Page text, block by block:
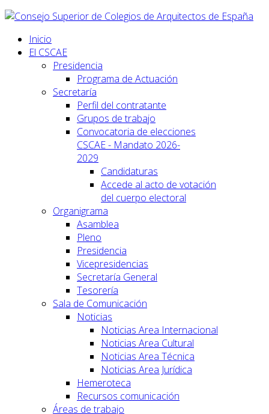
Inicio
El CSCAE
Presidencia
Programa de Actuación
Secretaría
Perfil del contratante
Grupos de trabajo
Convocatoria de elecciones
CSCAE - Mandato 2026-
2029
Candidaturas
Accede al acto de votación
del cuerpo electoral
Organigrama
Asamblea
Pleno
Presidencia
Vicepresidencias
Secretaría General
Tesorería
Sala de Comunicación
Noticias
Noticias Area Internacional
Noticias Area Cultural
Noticias Area Técnica
Noticias Area Jurídica
Hemeroteca
Recursos comunicación
Áreas de trabajo